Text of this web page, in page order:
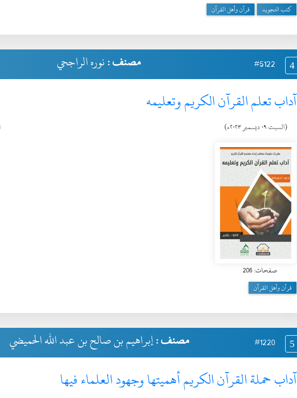
كتب التجويد قرآن وأهل القرآن
4
#5122 مصنف :نوره الراجحي
آداب تعلم القرآن الكريم وتعليمه
(السبت ٠٩ ديسمبر ٢٠٢٣ء)
صفحات: 206
قرآن وأهل القرآن
5
#1220 مصنف :إبراهيم بن صالح بن عبد الله الحميضي
آداب حملة القرآن الكريم أهميتها وجهود العلماء فيها